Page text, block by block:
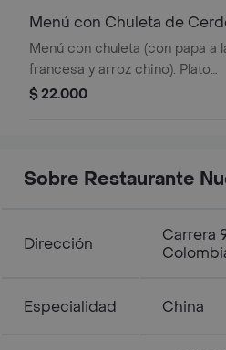
Menú con Chuleta de
Menú con chuleta (con papa a
francesa y arroz chino). Plato
personal.
$ 22.000
Sobre Restaurante
Dirección
Carrera
Especialidad China